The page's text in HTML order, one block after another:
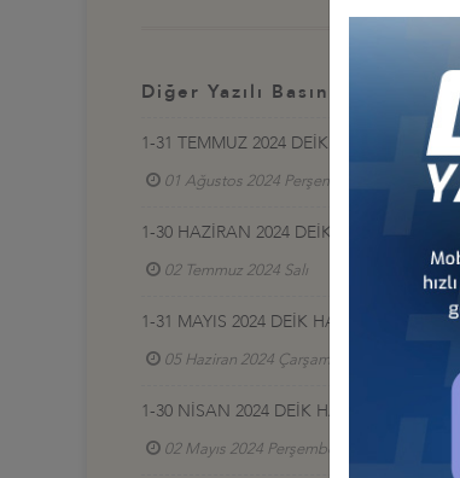
Diğer Yazılı Basınlar
1-31 TEMMUZ 2024 DEİK HABERLERİ
01 Ağustos 2024 Perşembe
1-30 HAZİRAN 2024 DEİK HABERLERİ
02 Temmuz 2024 Salı
1-31 MAYIS 2024 DEİK HABERLERİ
05 Haziran 2024 Çarşamba
1-30 NİSAN 2024 DEİK HABERLERİ
02 Mayıs 2024 Perşembe